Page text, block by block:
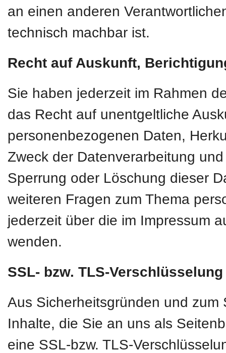
an einen anderen
technisch machbar ist.
Recht auf Auskunft,
Sie haben jederzeit im Rahmen
das Recht auf unentgeltliche
personenbezogenen Daten,
Zweck der Datenverarbeitung
Sperrung oder Löschung dieser
weiteren Fragen zum Thema
jederzeit über die im Impressum
wenden.
SSL- bzw. TLS-Verschlüsselung
Aus Sicherheitsgründen und
Inhalte, die Sie an uns als
eine SSL-bzw. TLS-